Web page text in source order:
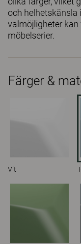
och helhetskänsla
valmöjligheter kan
möbelserier.
Färger &
Vit